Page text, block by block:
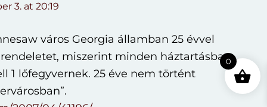
3. at 20:19
város Georgia államban 25 évvel
miszerint minden háztartásban
1 lőfegyvernek. 25 éve nem történt
0